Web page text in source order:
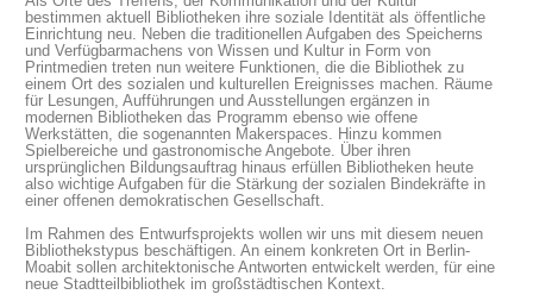
bestimmen aktuell Bibliotheken ihre soziale Identität als öffentliche
Einrichtung neu. Neben die traditionellen Aufgaben des Speicherns
und Verfügbarmachens von Wissen und Kultur in Form von
Printmedien treten nun weitere Funktionen, die die Bibliothek zu
einem Ort des sozialen und kulturellen Ereignisses machen. Räume
für Lesungen, Aufführungen und Ausstellungen ergänzen in
modernen Bibliotheken das Programm ebenso wie offene
Werkstätten, die sogenannten Makerspaces. Hinzu kommen
Spielbereiche und gastronomische Angebote. Über ihren
ursprünglichen Bildungsauftrag hinaus erfüllen Bibliotheken heute
also wichtige Aufgaben für die Stärkung der sozialen Bindekräfte in
einer offenen demokratischen Gesellschaft.
Im Rahmen des Entwurfsprojekts wollen wir uns mit diesem neuen
Bibliothekstypus beschäftigen. An einem konkreten Ort in Berlin-
Moabit sollen architektonische Antworten entwickelt werden, für eine
neue Stadtteilbibliothek im großstädtischen Kontext.